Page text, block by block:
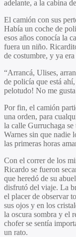
adelante, a la cabina
El camión con sus
Había un coche de
esos años conocía la
fuera un niño.
de costumbre, y ya
“Arrancá, Ulises,
de policía que está
pelotudo! No me gusta
Por fin, el camión
una orden, para
la calle Gurruchaga
Warnes sin que nadie
las primeras horas
Con el correr de los
Ricardo se fueron
que heredó de su
disfrutó del viaje. La
el placer de observar
sus ojos y en los
la oscura sombra y el
chofer se sentía
un rato.